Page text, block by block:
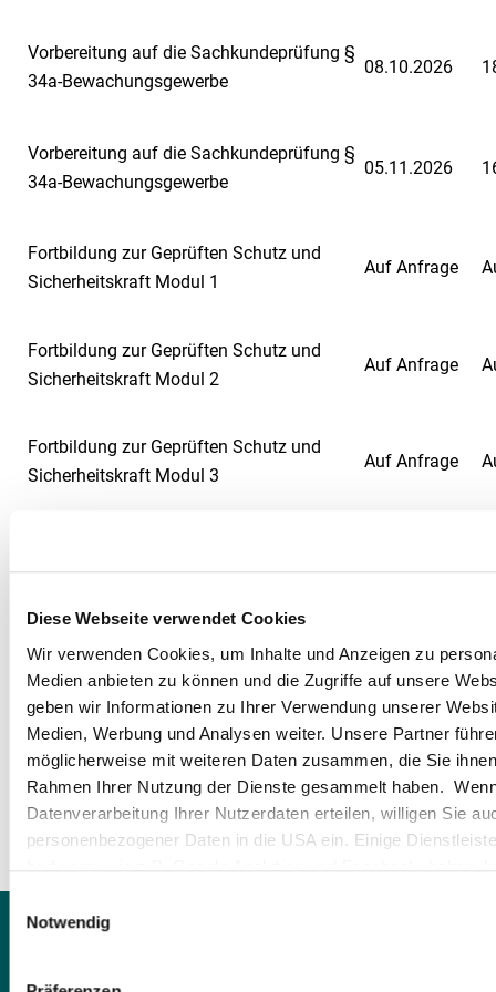
Diese Webseite verwendet Cookies
Wir verwenden Cookies, um Inhalte und Anzeigen zu
Medien anbieten zu können und die Zugriffe auf unsere
geben wir Informationen zu Ihrer Verwendung unserer
Medien, Werbung und Analysen weiter. Unsere Partner
möglicherweise mit weiteren Daten zusammen, die Sie
Rahmen Ihrer Nutzung der Dienste gesammelt haben.
Datenverarbeitung Ihrer Nutzerdaten erteilen, willigen Sie
personenbezogener Daten in die USA ein. Einige
den USA durch deren Zertifizierung und Listung über den
Notwendig
Train the Trainer
Verhalten in Situationen mit Gewaltpotential und
bei Amoklagen
Vorbereitung auf die Sachkundeprüfung §
34a-Bewachungsgewerbe
08.10.2026
Vorbereitung auf die Sachkundeprüfung §
34a-Bewachungsgewerbe
05.11.2026
Fortbildung zur Geprüften Schutz und
Sicherheitskraft Modul 1
Auf Anfrage
Fortbildung zur Geprüften Schutz und
Sicherheitskraft Modul 2
Auf Anfrage
Fortbildung zur Geprüften Schutz und
Sicherheitskraft Modul 3
Auf Anfrage
Sicherheitskraft Modul 4
Sicherheitskraft Modul 5
Auf Anfrage
Lehrgang NSL-Fachkraft mit VDS-Prüfung Auf Anfrage
Erste-Hilfe Auf Anfrage